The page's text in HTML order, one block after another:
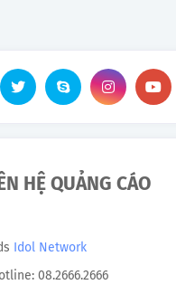
HỆ QUẢNG CÁO
Idol Network
08.2666.2666